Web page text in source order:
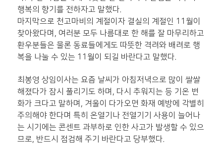
행복의 향기를 전하자고 말했다.
마지막으로 천고마비의 계절이자 결실의 계절인 11월이
찾아왔다며, 여러분 모두 나름대로 한 해를 잘 마무리하고
환우분들은 물론 동료들에게도 따뜻한 격려와 배려로 행
복을 나눌 수 있는 11월이 되길 바란다고 말했다.
최봉영 상임이사는 요즘 날씨가 아침저녁으로 많이 쌀쌀
해졌다가 잠시 풀리기도 하며, 다시 추워지는 등 기온 변
화가 크다고 말하며, 겨울이 다가오면 화재 예방에 각별히
주의해야 한다며 특히 온열기나 전열기기 사용이 늘어나
는 시기에는 콘센트 과부하로 인한 사고가 발생할 수 있으
므로, 반드시 점검해 주기 바란다고 당부했다.